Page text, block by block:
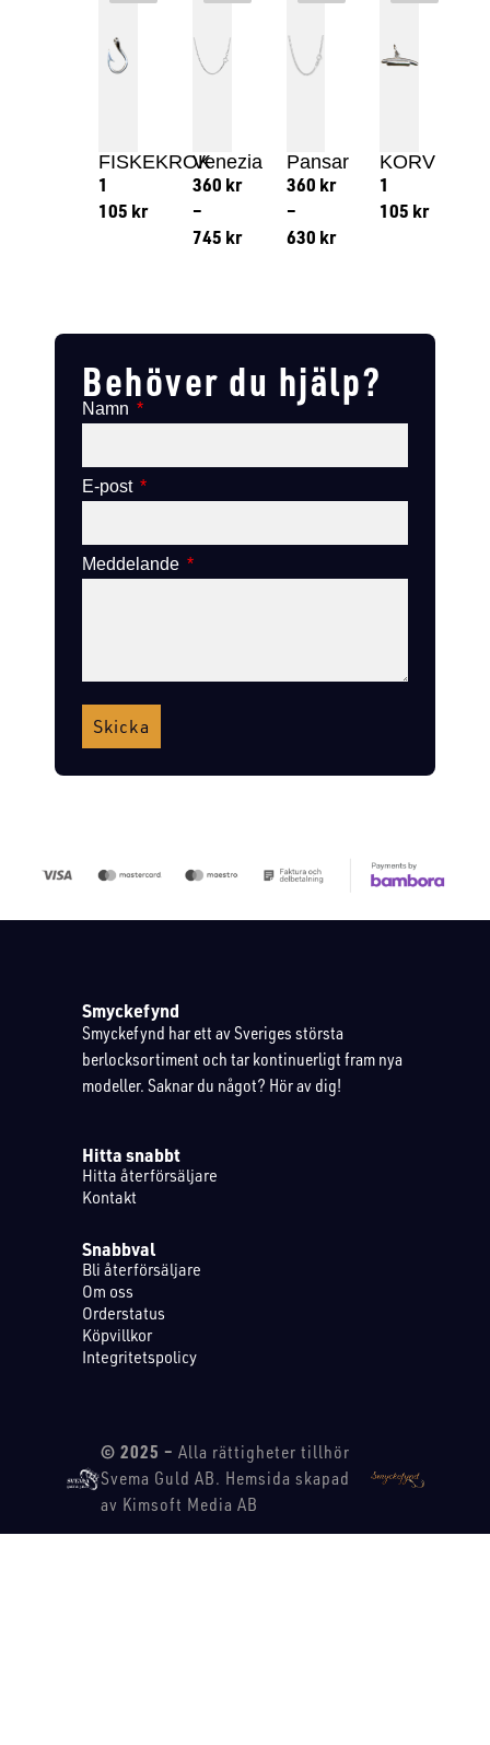
FISKEKROK
1
105 kr
Venezia
360 kr
–
745 kr
Pansar
360 kr
–
630 kr
KORV
1
105 kr
Behöver du hjälp?
Namn
E-post
Meddelande
Skicka
Smyckefynd
Smyckefynd har ett av Sveriges största
berlocksortiment och tar kontinuerligt fram nya
modeller. Saknar du något? Hör av dig!
Hitta snabbt
Hitta återförsäljare
Kontakt
Snabbval
Bli återförsäljare
Om oss
Orderstatus
Köpvillkor
Integritetspolicy
© 2025 – Alla rättigheter tillhör
Svema Guld AB. Hemsida skapad
av Kimsoft Media AB